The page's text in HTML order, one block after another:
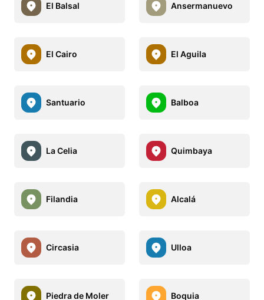
El Balsal Ansermanuevo
El Cairo El Aguila
Santuario Balboa
La Celia Quimbaya
Filandia Alcalá
Circasia Ulloa
Piedra de Moler Boquia